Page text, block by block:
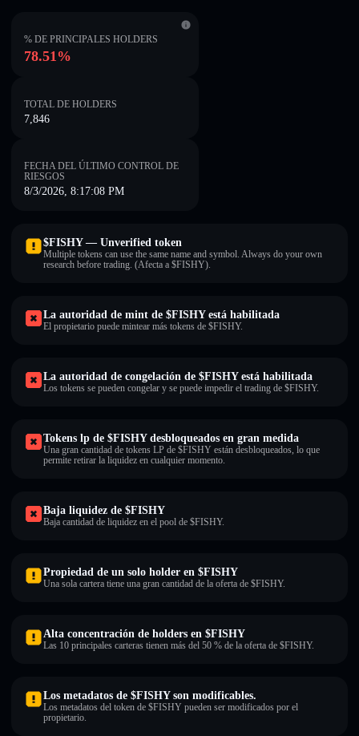
% DE PRINCIPALES HOLDERS
78.51%
TOTAL DE HOLDERS
7,846
FECHA DEL ÚLTIMO CONTROL DE
RIESGOS
8/3/2026, 8:17:08 PM
$FISHY — Unverified token
Multiple tokens can use the same name and symbol. Always do your own
research before trading. (Afecta a $FISHY).
La autoridad de mint de $FISHY está habilitada
El propietario puede mintear más tokens de $FISHY.
La autoridad de congelación de $FISHY está habilitada
Los tokens se pueden congelar y se puede impedir el trading de $FISHY.
Tokens lp de $FISHY desbloqueados en gran medida
Una gran cantidad de tokens LP de $FISHY están desbloqueados, lo que
permite retirar la liquidez en cualquier momento.
Baja liquidez de $FISHY
Baja cantidad de liquidez en el pool de $FISHY.
Propiedad de un solo holder en $FISHY
Una sola cartera tiene una gran cantidad de la oferta de $FISHY.
Alta concentración de holders en $FISHY
Las 10 principales carteras tienen más del 50 % de la oferta de $FISHY.
Los metadatos de $FISHY son modificables.
Los metadatos del token de $FISHY pueden ser modificados por el
propietario.